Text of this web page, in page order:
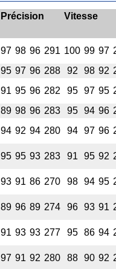
Précision
Vitesse
97 98 96 291 100 99 97
95 97 96 288 92 98 92
91 95 96 282 95 97 95
89 98 96 283 95 94 96
94 92 94 280 94 97 96
95 95 93 283 91 95 92
93 91 86 270 98 94 95
89 96 89 274 96 93 91
91 93 93 277 95 86 94
97 91 92 280 88 90 92